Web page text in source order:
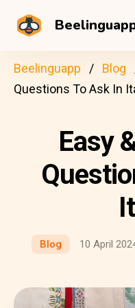
Beelinguapp Blog
Questions To Ask In
Easy
Blog 10 April